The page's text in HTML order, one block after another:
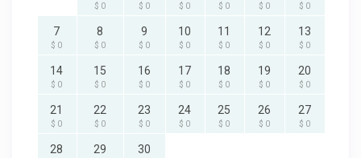
$ 0 $ 0 $ 0 $ 0 $ 0 $ 0
7
$ 0
8
$ 0
9
$ 0
10
$ 0
11
$ 0
12
$ 0
13
$ 0
14
$ 0
15
$ 0
16
$ 0
17
$ 0
18
$ 0
19
$ 0
20
$ 0
21
$ 0
22
$ 0
23
$ 0
24
$ 0
25
$ 0
26
$ 0
27
$ 0
28 29 30